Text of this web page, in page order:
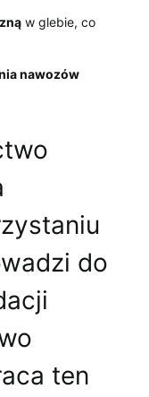
w glebie, co
nawozów
do
ten